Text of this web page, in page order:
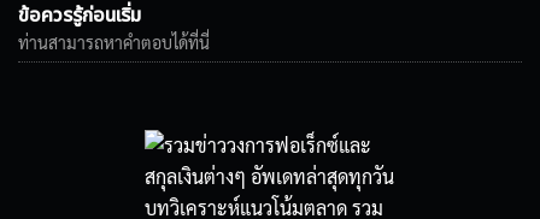
ข้อควรรู้ก่อนเริ่ม
ท่านสามารถหาคำตอบได้ที่นี่